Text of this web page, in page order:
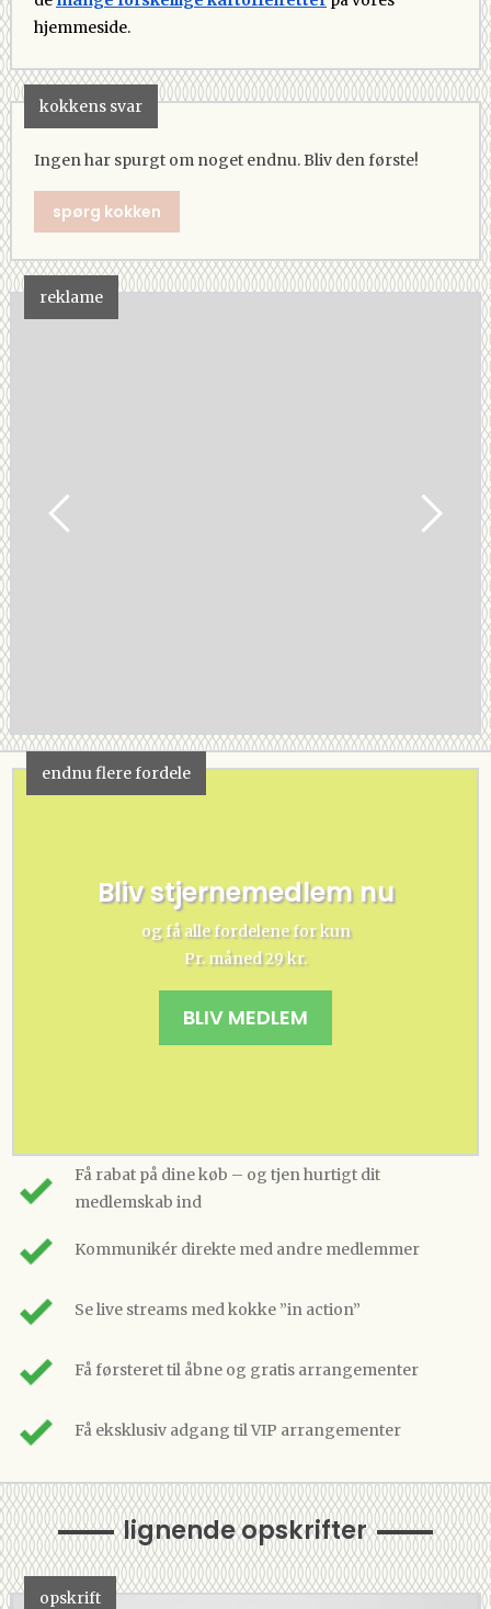
hjemmeside.
kokkens svar
Ingen har spurgt om noget endnu. Bliv den første!
spørg kokken
reklame
endnu flere fordele
Bliv stjernemedlem nu
og få alle fordelene for kun
Pr. måned 29 kr.
BLIV MEDLEM
Få rabat på dine køb – og tjen hurtigt dit
medlemskab ind
Kommunikér direkte med andre medlemmer
Se live streams med kokke ”in action”
Få førsteret til åbne og gratis arrangementer
Få eksklusiv adgang til VIP arrangementer
lignende opskrifter
opskrift